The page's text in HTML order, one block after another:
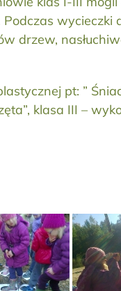
wycieczki
drzew,
pt: ”
klasa III